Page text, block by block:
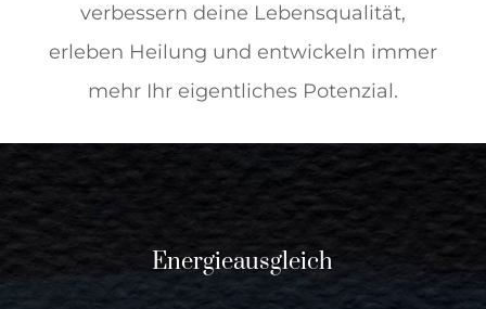
verbessern deine Lebensqualität,
erleben Heilung und entwickeln immer
mehr Ihr eigentliches Potenzial.
Energieausgleich